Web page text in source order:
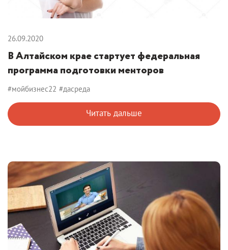
26.09.2020
В Алтайском крае стартует федеральная
программа подготовки менторов
#мойбизнес22 #дасреда
Читать дальше